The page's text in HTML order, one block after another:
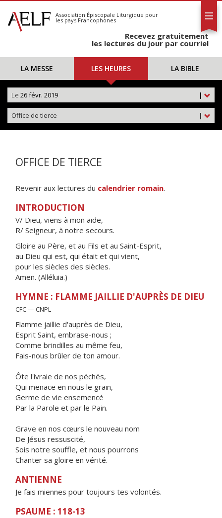
S'abonner
Calendrier
Association Épiscopale Liturgique pour
les pays Francophones
Recevez gratuitement
les lectures du jour par courriel
LA MESSE LES HEURES LA BIBLE
|
Le 26 févr. 2019
|
Office de tierce
OFFICE DE TIERCE
Revenir aux lectures du calendrier romain.
INTRODUCTION
V/ Dieu, viens à mon aide,
R/ Seigneur, à notre secours.
Gloire au Père, et au Fils et au Saint-Esprit,
au Dieu qui est, qui était et qui vient,
pour les siècles des siècles.
Amen. (Alléluia.)
HYMNE : FLAMME JAILLIE D'AUPRÈS DE DIEU
CFC — CNPL
Flamme jaillie d'auprès de Dieu,
Esprit Saint, embrase-nous ;
Comme brindilles au même feu,
Fais-nous brûler de ton amour.
Ôte l'ivraie de nos péchés,
Qui menace en nous le grain,
Germe de vie ensemencé
Par la Parole et par le Pain.
Grave en nos cœurs le nouveau nom
De Jésus ressuscité,
Sois notre souffle, et nous pourrons
Chanter sa gloire en vérité.
ANTIENNE
Je fais miennes pour toujours tes volontés.
PSAUME : 118-13